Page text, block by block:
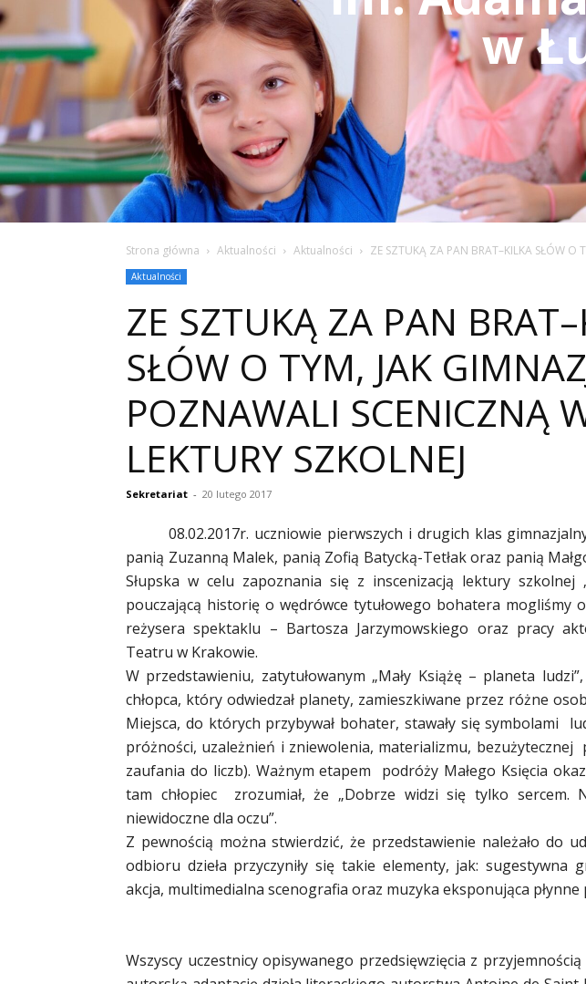
w
Strona główna Aktualności Aktualności ZE SZTUKĄ ZA PAN BRAT–KILKA SŁÓW O
Aktualności
ZE SZTUKĄ ZA PAN
SŁÓW O TYM, JAK
POZNAWALI SCENICZNĄ
LEKTURY SZKOLNEJ
Sekretariat - 20 lutego 2017
08.02.2017r. uczniowie pierwszych i drugich klas
panią Zuzanną Malek, panią Zofią Batycką-Tetłak oraz panią
Słupska w celu zapoznania się z inscenizacją lektury szkolnej
pouczającą historię o wędrówce tytułowego bohatera mogliśmy
reżysera spektaklu – Bartosza Jarzymowskiego oraz pracy
Teatru w Krakowie.
W przedstawieniu, zatytułowanym „Mały Książę – planeta
chłopca, który odwiedzał planety, zamieszkiwane przez różne
Miejsca, do których przybywał bohater, stawały się symbolami
próżności, uzależnień i zniewolenia, materializmu, bezużytecznej
zaufania do liczb). Ważnym etapem podróży Małego Księcia
tam chłopiec zrozumiał, że „Dobrze widzi się tylko sercem.
niewidoczne dla oczu”.
Z pewnością można stwierdzić, że przedstawienie należało do
odbioru dzieła przyczyniły się takie elementy, jak: sugestywna
akcja, multimedialna scenografia oraz muzyka eksponująca
Wszyscy uczestnicy opisywanego przedsięwzięcia z